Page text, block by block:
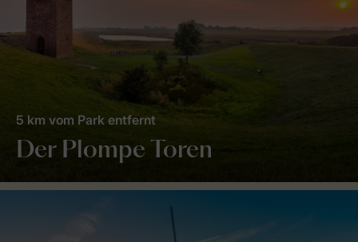
Der Plompe Toren
5 km vom Park entfernt